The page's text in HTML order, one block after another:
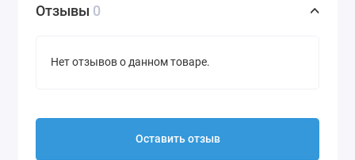
Отзывы 0
Нет отзывов о данном товаре.
Оставить отзыв